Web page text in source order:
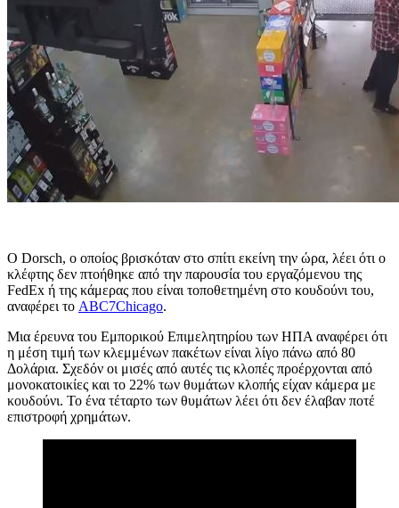
Ο Dorsch, ο οποίος βρισκόταν στο σπίτι εκείνη την ώρα, λέει ότι ο
κλέφτης δεν πτοήθηκε από την παρουσία του εργαζόμενου της
FedEx ή της κάμερας που είναι τοποθετημένη στο κουδούνι του,
αναφέρει το ABC7Chicago.
Μια έρευνα του Εμπορικού Επιμελητηρίου των ΗΠΑ αναφέρει ότι
η μέση τιμή των κλεμμένων πακέτων είναι λίγο πάνω από 80
Δολάρια. Σχεδόν οι μισές από αυτές τις κλοπές προέρχονται από
μονοκατοικίες και το 22% των θυμάτων κλοπής είχαν κάμερα με
κουδούνι. Το ένα τέταρτο των θυμάτων λέει ότι δεν έλαβαν ποτέ
επιστροφή χρημάτων.